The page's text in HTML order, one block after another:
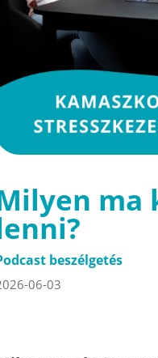
ma
beszélgetés
06-03